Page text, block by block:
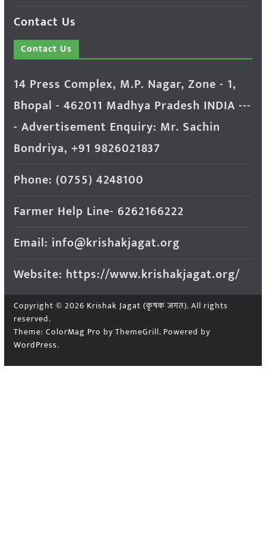
Contact Us
Contact Us
14 Press Complex, M.P. Nagar, Zone - 1,
Bhopal - 462011 Madhya Pradesh INDIA ---
- Advertisement Enquiry: Mr. Sachin
Bondriya, +91 9826021837
Phone: (0755) 4248100
Farmer Help Line- 6262166222
Email: info@krishakjagat.org
Website: https://www.krishakjagat.org/
Copyright © 2026 Krishak Jagat (कृषक जगत). All rights
reserved.
Theme: ColorMag Pro by ThemeGrill. Powered by
WordPress.